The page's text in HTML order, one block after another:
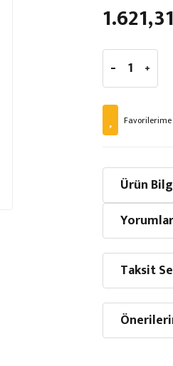
Ürün
Yorumlar
Taksit